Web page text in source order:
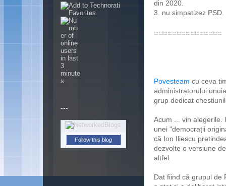
din 2020.
3. nu simpatizez PSD.
===============
Povesteam cu ceva
administratorului
grup dedicat
Acum ... vin alegerile.
unei "democrații
că Ion Iliescu
dezvolte o versiune
altfel.
Dat fiind că grupul de
---
Follow this blog